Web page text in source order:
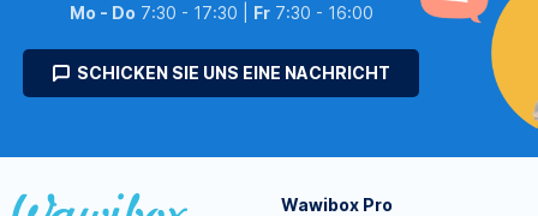
Mo - Do 7:30 - 17:30 | Fr7:30 - 16:00
SCHICKEN SIE UNS EINE NACHRICHT
Wawibox Pro